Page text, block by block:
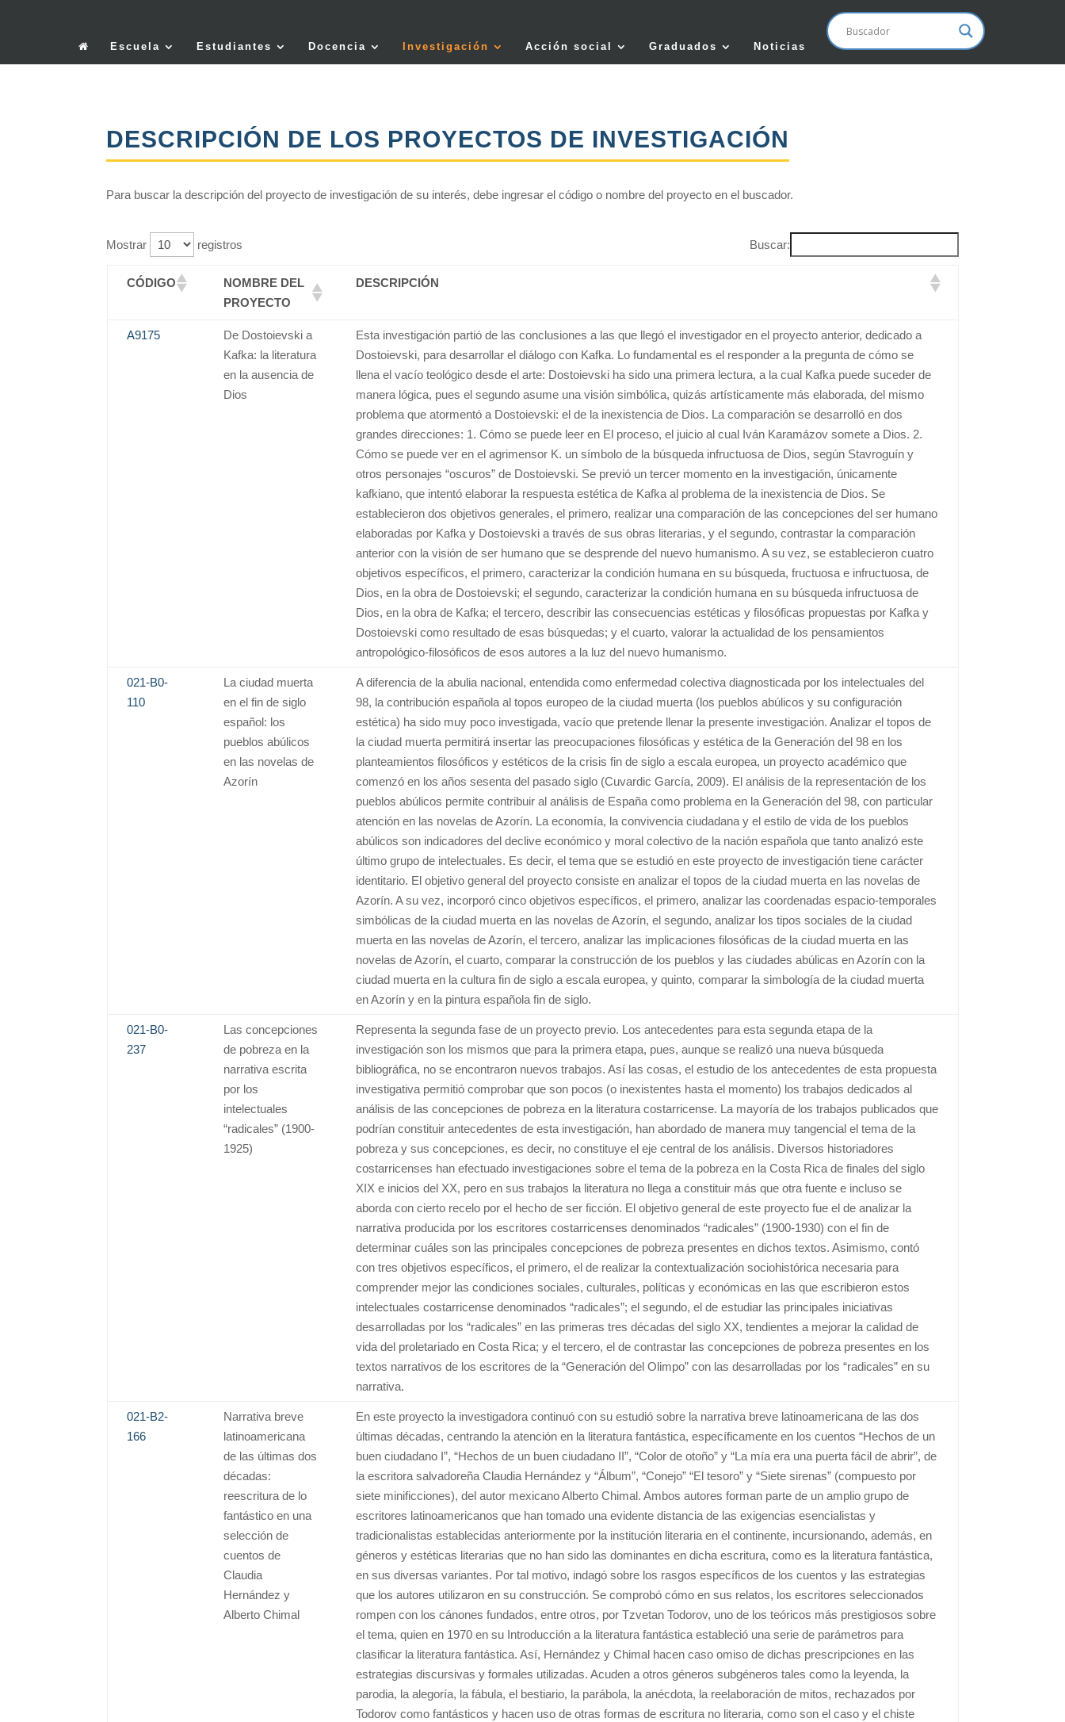
Escuela Estudiantes Docencia Investigación Acción social Graduados Noticias
DESCRIPCIÓN DE LOS PROYECTOS DE INVESTIGACIÓN
Para buscar la descripción del proyecto de investigación de su interés, debe ingresar el código o nombre del proyecto en el buscador.
Mostrar registros Buscar:
CÓDIGO
NOMBRE DEL
PROYECTO
DESCRIPCIÓN
A9175
De Dostoievski a
Kafka: la literatura
en la ausencia de
Dios
Esta investigación partió de las conclusiones a las que llegó el investigador en el proyecto anterior, dedicado a
Dostoievski, para desarrollar el diálogo con Kafka. Lo fundamental es el responder a la pregunta de cómo se
llena el vacío teológico desde el arte: Dostoievski ha sido una primera lectura, a la cual Kafka puede suceder de
manera lógica, pues el segundo asume una visión simbólica, quizás artísticamente más elaborada, del mismo
problema que atormentó a Dostoievski: el de la inexistencia de Dios. La comparación se desarrolló en dos
grandes direcciones: 1. Cómo se puede leer en El proceso, el juicio al cual Iván Karamázov somete a Dios. 2.
Cómo se puede ver en el agrimensor K. un símbolo de la búsqueda infructuosa de Dios, según Stavroguín y
otros personajes “oscuros” de Dostoievski. Se previó un tercer momento en la investigación, únicamente
kafkiano, que intentó elaborar la respuesta estética de Kafka al problema de la inexistencia de Dios. Se
establecieron dos objetivos generales, el primero, realizar una comparación de las concepciones del ser humano
elaboradas por Kafka y Dostoievski a través de sus obras literarias, y el segundo, contrastar la comparación
anterior con la visión de ser humano que se desprende del nuevo humanismo. A su vez, se establecieron cuatro
objetivos específicos, el primero, caracterizar la condición humana en su búsqueda, fructuosa e infructuosa, de
Dios, en la obra de Dostoievski; el segundo, caracterizar la condición humana en su búsqueda infructuosa de
Dios, en la obra de Kafka; el tercero, describir las consecuencias estéticas y filosóficas propuestas por Kafka y
Dostoievski como resultado de esas búsquedas; y el cuarto, valorar la actualidad de los pensamientos
antropológico-filosóficos de esos autores a la luz del nuevo humanismo.
021-B0-
110
La ciudad muerta
en el fin de siglo
español: los
pueblos abúlicos
en las novelas de
Azorín
A diferencia de la abulia nacional, entendida como enfermedad colectiva diagnosticada por los intelectuales del
98, la contribución española al topos europeo de la ciudad muerta (los pueblos abúlicos y su configuración
estética) ha sido muy poco investigada, vacío que pretende llenar la presente investigación. Analizar el topos de
la ciudad muerta permitirá insertar las preocupaciones filosóficas y estética de la Generación del 98 en los
planteamientos filosóficos y estéticos de la crisis fin de siglo a escala europea, un proyecto académico que
comenzó en los años sesenta del pasado siglo (Cuvardic García, 2009). El análisis de la representación de los
pueblos abúlicos permite contribuir al análisis de España como problema en la Generación del 98, con particular
atención en las novelas de Azorín. La economía, la convivencia ciudadana y el estilo de vida de los pueblos
abúlicos son indicadores del declive económico y moral colectivo de la nación española que tanto analizó este
último grupo de intelectuales. Es decir, el tema que se estudió en este proyecto de investigación tiene carácter
identitario. El objetivo general del proyecto consiste en analizar el topos de la ciudad muerta en las novelas de
Azorín. A su vez, incorporó cinco objetivos específicos, el primero, analizar las coordenadas espacio-temporales
simbólicas de la ciudad muerta en las novelas de Azorín, el segundo, analizar los tipos sociales de la ciudad
muerta en las novelas de Azorín, el tercero, analizar las implicaciones filosóficas de la ciudad muerta en las
novelas de Azorín, el cuarto, comparar la construcción de los pueblos y las ciudades abúlicas en Azorín con la
ciudad muerta en la cultura fin de siglo a escala europea, y quinto, comparar la simbología de la ciudad muerta
en Azorín y en la pintura española fin de siglo.
021-B0-
237
Las concepciones
de pobreza en la
narrativa escrita
por los
intelectuales
“radicales” (1900-
1925)
Representa la segunda fase de un proyecto previo. Los antecedentes para esta segunda etapa de la
investigación son los mismos que para la primera etapa, pues, aunque se realizó una nueva búsqueda
bibliográfica, no se encontraron nuevos trabajos. Así las cosas, el estudio de los antecedentes de esta propuesta
investigativa permitió comprobar que son pocos (o inexistentes hasta el momento) los trabajos dedicados al
análisis de las concepciones de pobreza en la literatura costarricense. La mayoría de los trabajos publicados que
podrían constituir antecedentes de esta investigación, han abordado de manera muy tangencial el tema de la
pobreza y sus concepciones, es decir, no constituye el eje central de los análisis. Diversos historiadores
costarricenses han efectuado investigaciones sobre el tema de la pobreza en la Costa Rica de finales del siglo
XIX e inicios del XX, pero en sus trabajos la literatura no llega a constituir más que otra fuente e incluso se
aborda con cierto recelo por el hecho de ser ficción. El objetivo general de este proyecto fue el de analizar la
narrativa producida por los escritores costarricenses denominados “radicales” (1900-1930) con el fin de
determinar cuáles son las principales concepciones de pobreza presentes en dichos textos. Asimismo, contó
con tres objetivos específicos, el primero, el de realizar la contextualización sociohistórica necesaria para
comprender mejor las condiciones sociales, culturales, políticas y económicas en las que escribieron estos
intelectuales costarricense denominados “radicales”; el segundo, el de estudiar las principales iniciativas
desarrolladas por los “radicales” en las primeras tres décadas del siglo XX, tendientes a mejorar la calidad de
vida del proletariado en Costa Rica; y el tercero, el de contrastar las concepciones de pobreza presentes en los
textos narrativos de los escritores de la “Generación del Olimpo” con las desarrolladas por los “radicales” en su
narrativa.
021-B2-
166
Narrativa breve
latinoamericana
de las últimas dos
décadas:
reescritura de lo
fantástico en una
selección de
cuentos de
Claudia
Hernández y
Alberto Chimal
En este proyecto la investigadora continuó con su estudió sobre la narrativa breve latinoamericana de las dos
últimas décadas, centrando la atención en la literatura fantástica, específicamente en los cuentos “Hechos de un
buen ciudadano I”, “Hechos de un buen ciudadano II”, “Color de otoño” y “La mía era una puerta fácil de abrir”, de
la escritora salvadoreña Claudia Hernández y “Álbum”, “Conejo” “El tesoro” y “Siete sirenas” (compuesto por
siete minificciones), del autor mexicano Alberto Chimal. Ambos autores forman parte de un amplio grupo de
escritores latinoamericanos que han tomado una evidente distancia de las exigencias esencialistas y
tradicionalistas establecidas anteriormente por la institución literaria en el continente, incursionando, además, en
géneros y estéticas literarias que no han sido las dominantes en dicha escritura, como es la literatura fantástica,
en sus diversas variantes. Por tal motivo, indagó sobre los rasgos específicos de los cuentos y las estrategias
que los autores utilizaron en su construcción. Se comprobó cómo en sus relatos, los escritores seleccionados
rompen con los cánones fundados, entre otros, por Tzvetan Todorov, uno de los teóricos más prestigiosos sobre
el tema, quien en 1970 en su Introducción a la literatura fantástica estableció una serie de parámetros para
clasificar la literatura fantástica. Así, Hernández y Chimal hacen caso omiso de dichas prescripciones en las
estrategias discursivas y formales utilizadas. Acuden a otros géneros subgéneros tales como la leyenda, la
parodia, la alegoría, la fábula, el bestiario, la parábola, la anécdota, la reelaboración de mitos, rechazados por
Todorov como fantásticos y hacen uso de otras formas de escritura no literaria, como son el caso y el chiste